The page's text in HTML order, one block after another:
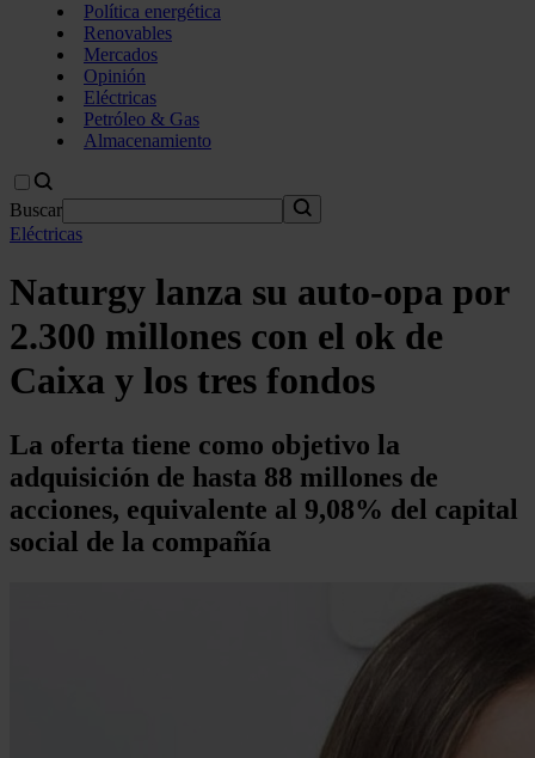
Política energética
Renovables
Mercados
Opinión
Eléctricas
Petróleo & Gas
Almacenamiento
Buscar
Eléctricas
Naturgy lanza su auto-opa por
2.300 millones con el ok de
Caixa y los tres fondos
La oferta tiene como objetivo la
adquisición de hasta 88 millones de
acciones, equivalente al 9,08% del capital
social de la compañía